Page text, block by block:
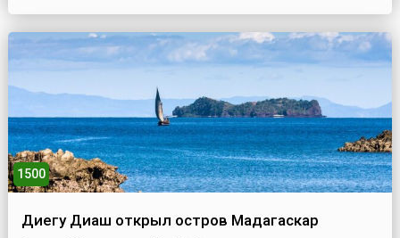
1500
Диегу Диаш открыл остров Мадагаскар